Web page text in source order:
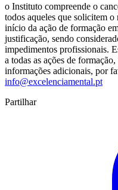
o Instituto compreende o
todos aqueles que solicitem
início da ação de formação
justificação, sendo
impedimentos profissionais.
a todas as ações de
informações adicionais, por
info@excelenciamental.pt
Partilhar